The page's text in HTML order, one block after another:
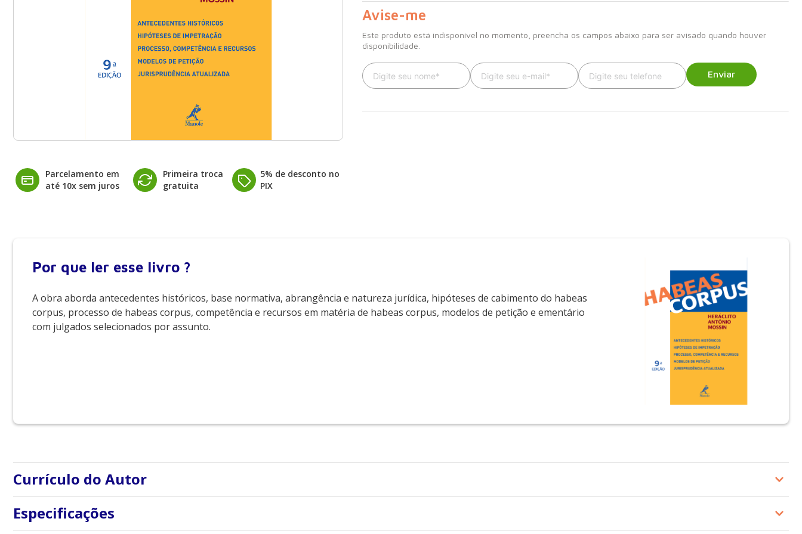
Parcelamento em
até 10x sem juros
Primeira troca
gratuita
5% de desconto no
PIX
pronunciamentos mais importantes dos colegiados da Federação, o que eleva ainda mais sua qualidade.
Avise-me
Este produto está indisponível no momento, preencha os campos abaixo para ser avisado quando houver
disponibilidade.
Enviar
Por que ler esse livro ?
A obra aborda antecedentes históricos, base normativa, abrangência e natureza jurídica, hipóteses de cabimento do habeas
corpus, processo de habeas corpus, competência e recursos em matéria de habeas corpus, modelos de petição e ementário
com julgados selecionados por assunto.
Currículo do Autor
Sobre o autor:
Heráclito Antônio Mossin é advogado criminalista. Mestre em Direito Processual Penal. Professor de Direito Processual Penal da Universidade de RIbeirão Preto
Especificações